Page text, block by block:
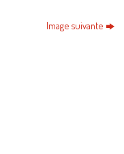
Image suivante